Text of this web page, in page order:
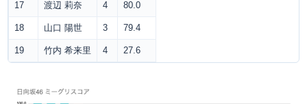
17 渡辺 莉奈 4 80.0
18 山口 陽世 3 79.4
19 竹内 希来里 4 27.6